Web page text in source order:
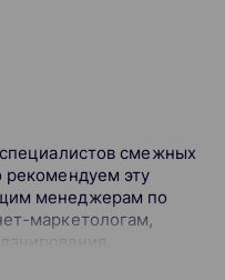
смежных
рекомендуем эту
менеджерам по
маркетологам,